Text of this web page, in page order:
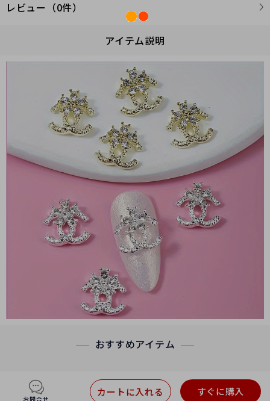
レビュー（0件）
アイテム説明
おすすめアイテム
お問合せ
すぐに購入
カートに入れる